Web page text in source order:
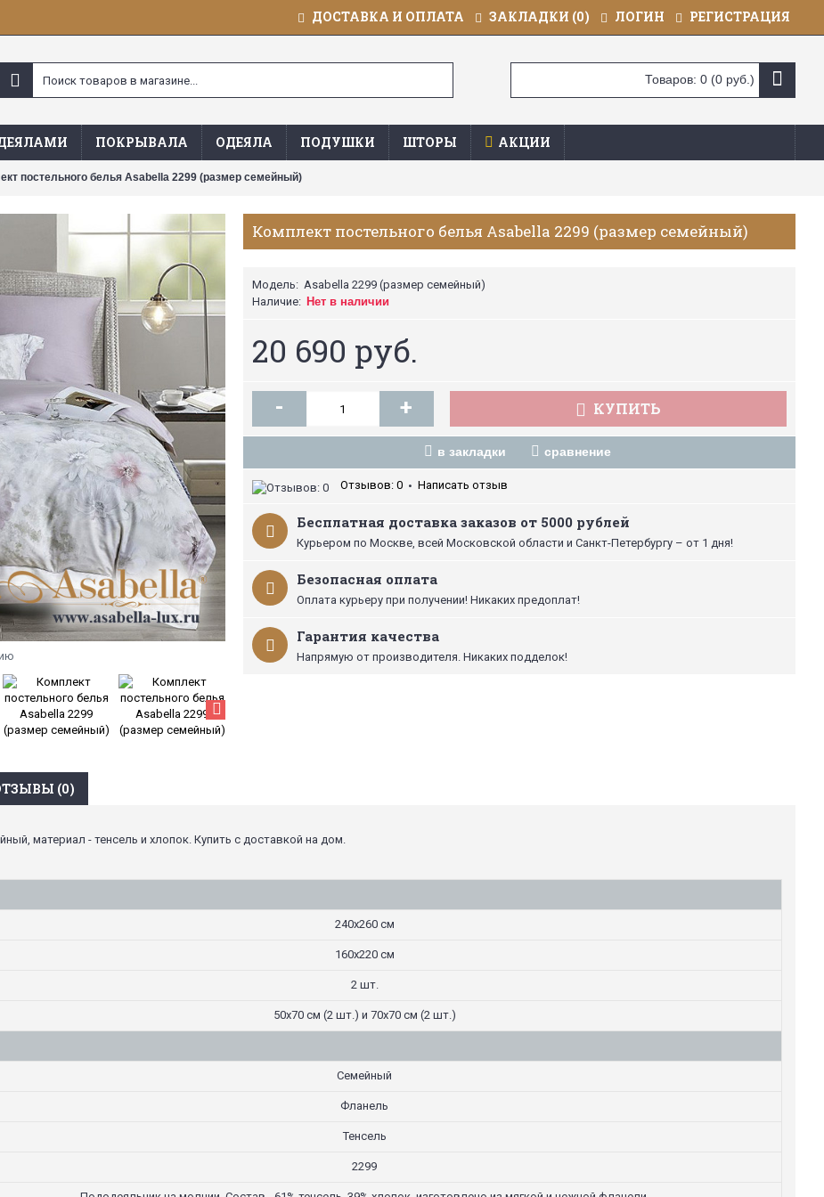
ДОСТАВКА И ОПЛАТА ЗАКЛАДКИ (0) ЛОГИН РЕГИСТРАЦИЯ
Товаров: 0 (0 руб.)
ПОКРЫВАЛА ОДЕЯЛА ПОДУШКИ ШТОРЫ АКЦИИ
постельного белья Asabella 2299 (размер семейный)
Комплект постельного белья Asabella 2299 (размер семейный)
Модель: Asabella 2299 (размер семейный)
Наличие: Нет в наличии
20 690 руб.
- + КУПИТЬ
в закладки сравнение
Отзывов: 0 • Написать отзыв
Бесплатная доставка заказов от 5000 рублей
Курьером по Москве, всей Московской области и Санкт-Петербургу – от 1 дня!
Безопасная оплата
Оплата курьеру при получении! Никаких предоплат!
Гарантия качества
Напрямую от производителя. Никаких подделок!
(0)
материал - тенсель и хлопок. Купить с доставкой на дом.
240х260 см
160х220 см
2 шт.
50х70 см (2 шт.) и 70х70 см (2 шт.)
Семейный
Фланель
Тенсель
2299